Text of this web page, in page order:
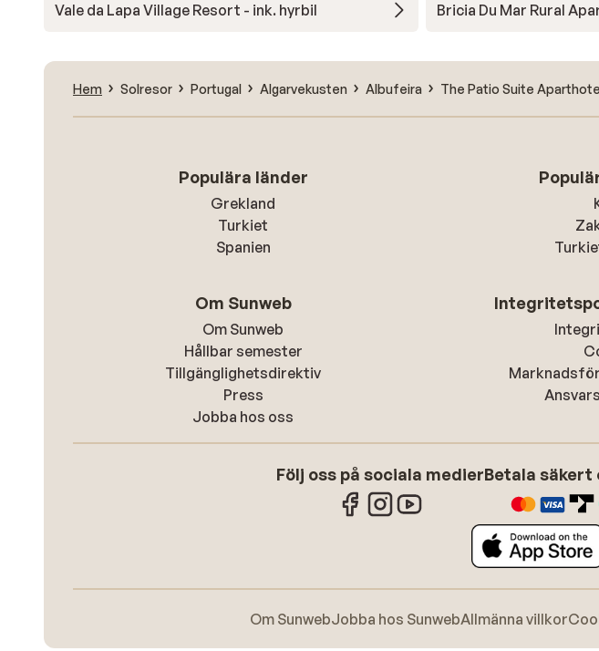
Vale da Lapa Village Resort - ink. hyrbil Bricia Du Mar Rural
Hem Solresor Portugal Algarvekusten Albufeira The Patio Suite
Populära länder
Grekland
Turkiet
Spanien
Om Sunweb
Om Sunweb
Hållbar semester
Tillgänglighetsdirektiv
Press
Jobba hos oss
Följ oss på sociala medierBetala säkert
Om SunwebJobba hos SunwebAllmänna villkor